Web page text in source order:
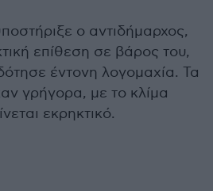
ο αντιδήμαρχος,
επίθεση σε βάρος του,
έντονη λογομαχία. Τα
γρήγορα, με το κλίμα
εκρηκτικό.